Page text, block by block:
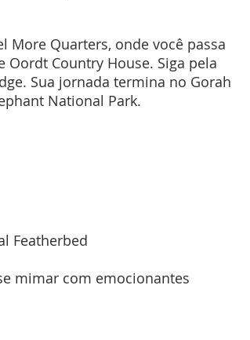
More Quarters, onde você passa
Country House. Siga pela
Sua jornada termina no Gorah
National Park.
Featherbed
mimar com emocionantes